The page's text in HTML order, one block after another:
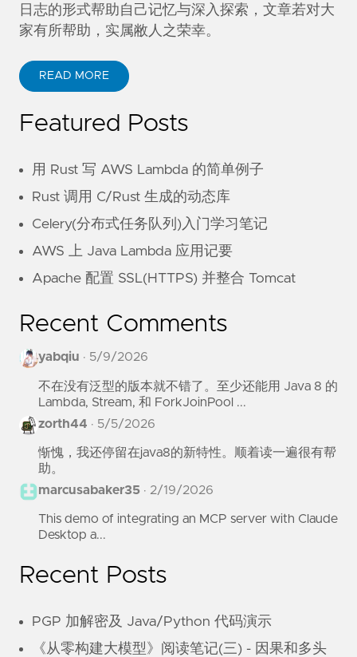
日志的形式帮助自己记忆与深入探索，文章若对大
家有所帮助，实属敝人之荣幸。
READ MORE
Featured Posts
用 Rust 写 AWS Lambda 的简单例子
Rust 调用 C/Rust 生成的动态库
Celery(分布式任务队列)入门学习笔记
AWS 上 Java Lambda 应用记要
Apache 配置 SSL(HTTPS) 并整合 Tomcat
Recent Comments
yabqiu · 5/9/2026
不在没有泛型的版本就不错了。至少还能用 Java 8 的
Lambda, Stream, 和 ForkJoinPool ...
zorth44 · 5/5/2026
惭愧，我还停留在java8的新特性。顺着读一遍很有帮
助。
marcusabaker35 · 2/19/2026
This demo of integrating an MCP server with Claude
Desktop a...
Recent Posts
PGP 加解密及 Java/Python 代码演示
《从零构建大模型》阅读笔记(三) - 因果和多头